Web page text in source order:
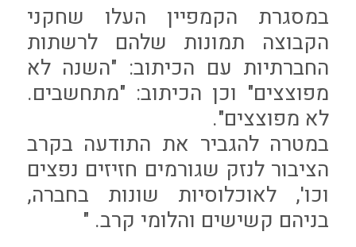
במסגרת הקמפיין העלו שחקני
הקבוצה תמונות שלהם לרשתות
החברתיות עם הכיתוב: "השנה לא
מפוצצים" וכן הכיתוב: "מתחשבים.
לא מפוצצים".
במטרה להגביר את התודעה בקרב
הציבור לנזק שגורמים חזיזים נפצים
וכו', לאוכלוסיות שונות בחברה,
בניהם קשישים והלומי קרב. "